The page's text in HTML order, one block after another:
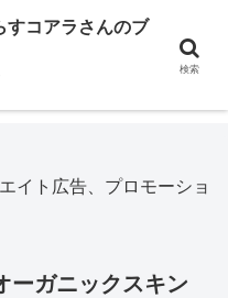
、プロモーションが含まれてい
イト広告、プロモーショ
ーガニックスキン
すコアラさんのブ
検索